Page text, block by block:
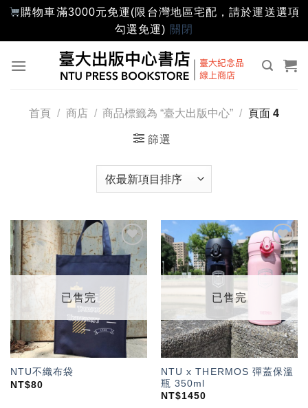
購物車滿3000元免運(限台灣地區宅配，請於運送選項
勾選免運) 關閉
首頁 / 商店 / 商品標籤為 “臺大出版中心” / 頁面 4
篩選
加入
「願
望輕
已售完
NTU不織布袋
NT$80
加入
「願
望輕
單」
已售完
NTU x THERMOS 彈蓋保溫
瓶 350ml
NT$1450